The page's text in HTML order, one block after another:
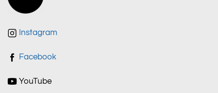
Instagram
Facebook
YouTube